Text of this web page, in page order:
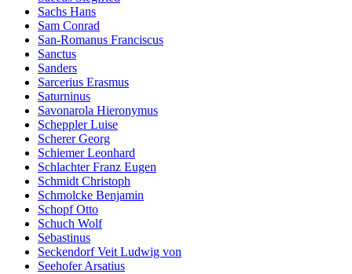
Sachs Hans
Sam Conrad
San-Romanus Franciscus
Sanctus
Sanders
Sarcerius Erasmus
Saturninus
Savonarola Hieronymus
Scheppler Luise
Scherer Georg
Schiemer Leonhard
Schlachter Franz Eugen
Schmidt Christoph
Schmolcke Benjamin
Schopf Otto
Schuch Wolf
Sebastinus
Seckendorf Veit Ludwig von
Seehofer Arsatius